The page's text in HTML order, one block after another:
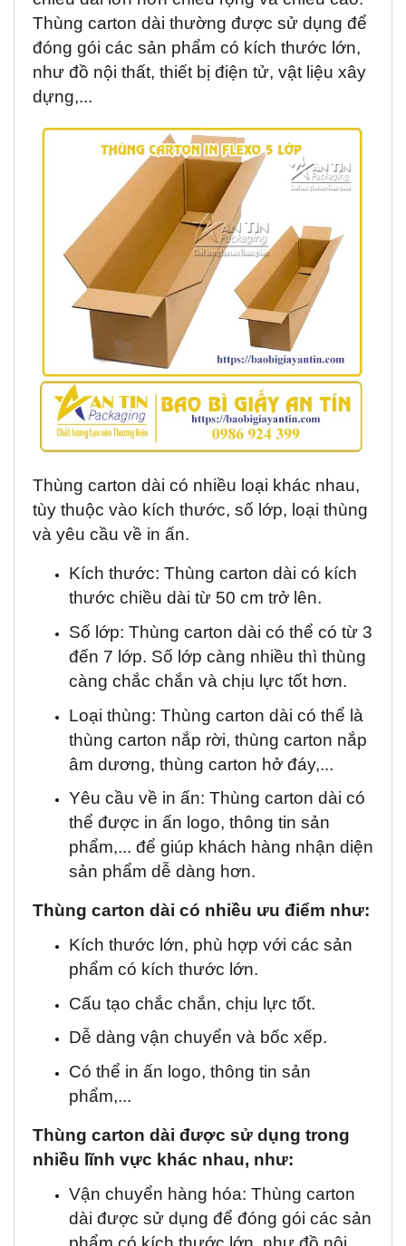
Thùng carton dài thường được sử dụng để
đóng gói các sản phẩm có kích thước lớn,
như đồ nội thất, thiết bị điện tử, vật liệu xây
dựng,...
Thùng carton dài có nhiều loại khác nhau,
tùy thuộc vào kích thước, số lớp, loại thùng
và yêu cầu về in ấn.
Kích thước: Thùng carton dài có kích
thước chiều dài từ 50 cm trở lên.
Số lớp: Thùng carton dài có thể có từ 3
đến 7 lớp. Số lớp càng nhiều thì thùng
càng chắc chắn và chịu lực tốt hơn.
Loại thùng: Thùng carton dài có thể là
thùng carton nắp rời, thùng carton nắp
âm dương, thùng carton hở đáy,...
Yêu cầu về in ấn: Thùng carton dài có
thể được in ấn logo, thông tin sản
phẩm,... để giúp khách hàng nhận diện
sản phẩm dễ dàng hơn.
Thùng carton dài có nhiều ưu điểm như:
Kích thước lớn, phù hợp với các sản
phẩm có kích thước lớn.
Cấu tạo chắc chắn, chịu lực tốt.
Dễ dàng vận chuyển và bốc xếp.
Có thể in ấn logo, thông tin sản
phẩm,...
Thùng carton dài được sử dụng trong
nhiều lĩnh vực khác nhau, như:
Vận chuyển hàng hóa: Thùng carton
dài được sử dụng để đóng gói các sản